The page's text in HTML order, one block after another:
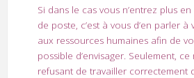
Si dans le cas vous n’entrez plus
de poste, c’est à vous d’en parler
aux ressources humaines afin de
possible d’envisager. Seulement, ce
refusant de travailler correctement